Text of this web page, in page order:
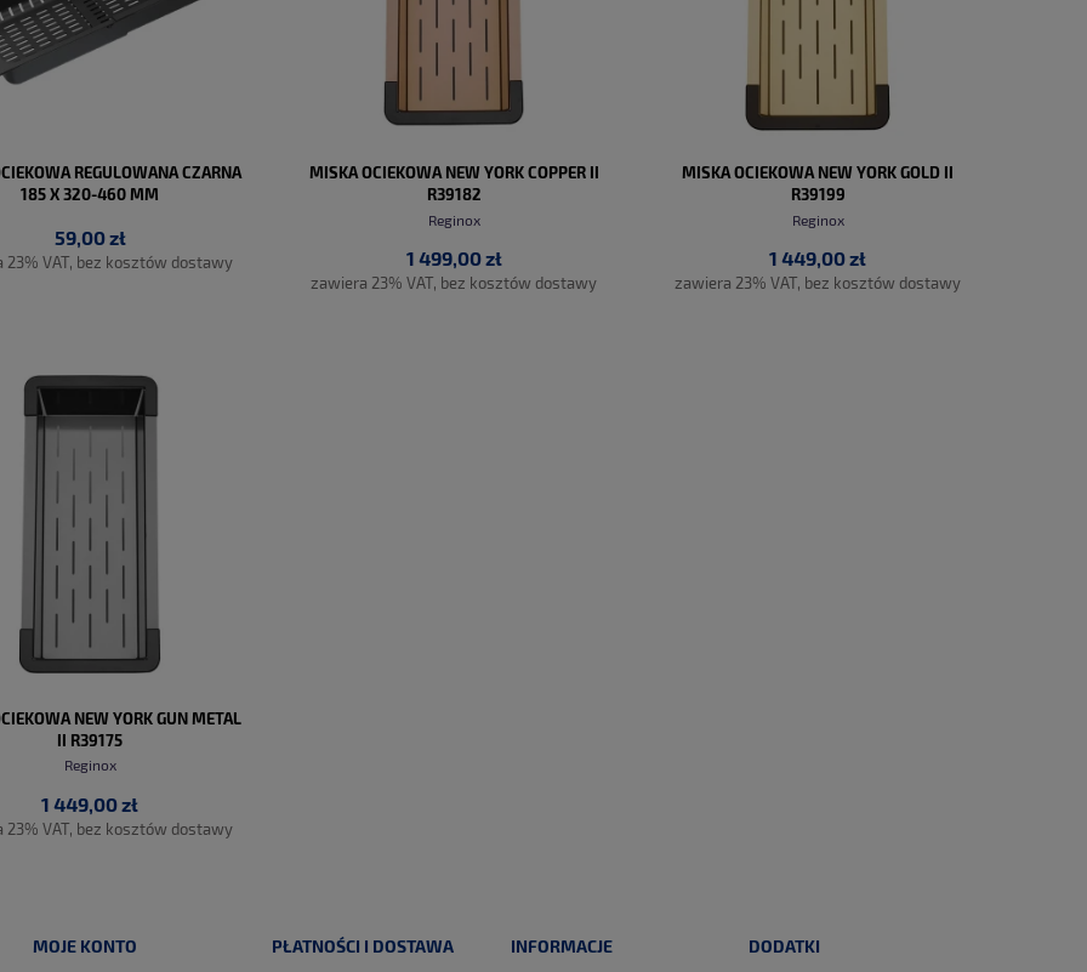
REGULOWANA CZARNA
185 X 320-460 MM
59,00 zł
23% VAT, bez kosztów dostawy
DO KOSZYKA
MISKA OCIEKOWA NEW YORK COPPER II
R39182
Reginox
1 499,00 zł
zawiera 23% VAT, bez kosztów dostawy
MISKA OCIEKOWA NEW YORK GOLD II
R39199
Reginox
1 449,00 zł
zawiera 23% VAT, bez kosztów dostawy
NEW YORK GUN METAL
II R39175
Reginox
1 449,00 zł
23% VAT, bez kosztów dostawy
MOJE KONTO PŁATNOŚCI I DOSTAWA INFORMACJE DODATKI